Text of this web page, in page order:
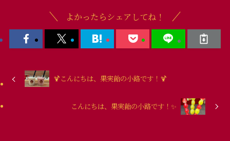
よかったらシェアしてね！
🍹こんにちは、果実飴の小路です！🍹
こんにちは、果実飴の小路です！✨